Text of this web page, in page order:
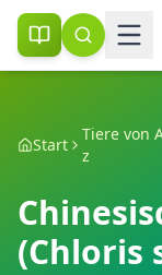
Start
Tiere von
z
(Chloris